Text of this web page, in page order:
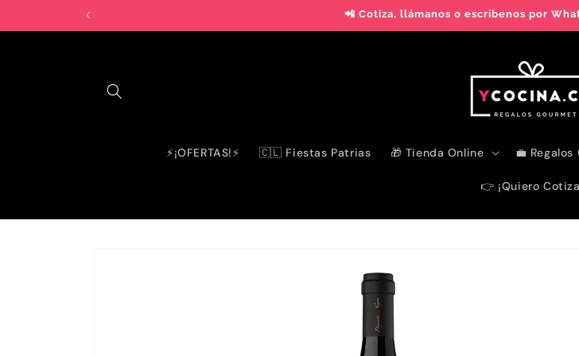
directamente
al contenido
📲 Cotiza, llámanos o escríbenos por
⚡¡OFERTAS!⚡ 🇨🇱 Fiestas Patrias 🎁 Tienda Online 💼
👉 ¡Quiero